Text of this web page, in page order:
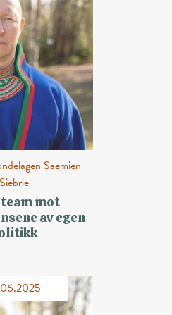
Saemien
Siebrie
mot
av egen